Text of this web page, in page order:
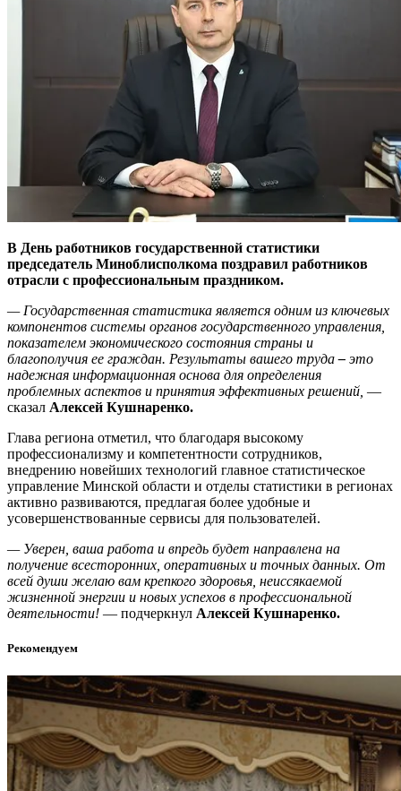
В День работников государственной статистики
председатель Миноблисполкома поздравил работников
отрасли с профессиональным праздником.
— Государственная статистика является одним из ключевых
компонентов системы органов государственного управления,
показателем экономического состояния страны и
благополучия ее граждан. Результаты вашего труда– это
надежная информационная основа для определения
проблемных аспектов и принятия эффективных решений, —
сказал Алексей Кушнаренко.
Глава региона отметил, что благодаря высокому
профессионализму и компетентности сотрудников,
внедрению новейших технологий главное статистическое
управление Минской области и отделы статистики в регионах
активно развиваются, предлагая более удобные и
усовершенствованные сервисы для пользователей.
— Уверен, ваша работа и впредь будет направлена на
получение всесторонних, оперативных и точных данных. От
всей души желаю вам крепкого здоровья, неиссякаемой
жизненной энергии и новых успехов в профессиональной
деятельности! — подчеркнул Алексей Кушнаренко.
Рекомендуем